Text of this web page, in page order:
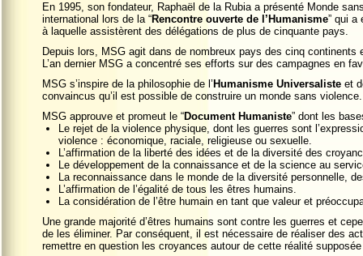
En 1995, son fondateur, Raphaël de la Rubia a présenté Monde
international lors de la “Rencontre ouverte de l’Humanisme” qui a
à laquelle assistèrent des délégations de plus de cinquante pays.
Depuis lors, MSG agit dans de nombreux pays des cinq
L’an dernier MSG a concentré ses efforts sur des campagnes en
MSG s’inspire de la philosophie de l’ Humanisme Universaliste et
convaincus qu’il est possible de construire un monde sans violence.
MSG approuve et promeut le “Document Humaniste” dont les
Le rejet de la violence physique, dont les guerres sont
violence : économique, raciale, religieuse ou sexuelle.
L’affirmation de la liberté des idées et de la diversité des
Le développement de la connaissance et de la science au
La reconnaissance dans le monde de la diversité personnelle,
L’affirmation de l’égalité de tous les êtres humains.
La considération de l’être humain en tant que valeur et
Une grande majorité d’êtres humains sont contre les guerres et
de les éliminer. Par conséquent, il est nécessaire de réaliser des
remettre en question les croyances autour de cette réalité